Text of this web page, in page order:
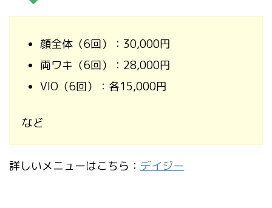
顔全体（6回）：30,000円
両ワキ（6回）：28,000円
VIO（6回）：各15,000円
など
詳しいメニューはこちら： デイジー